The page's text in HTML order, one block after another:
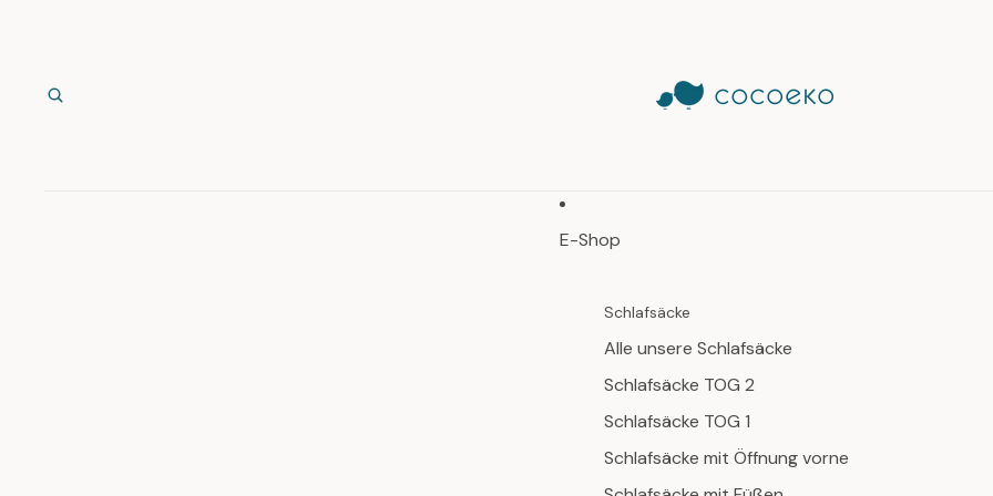
E-Shop
Schlafsäcke
Alle unsere Schlafsäcke
Schlafsäcke TOG 2
Schlafsäcke TOG 1
Schlafsäcke mit Öffnung vorne